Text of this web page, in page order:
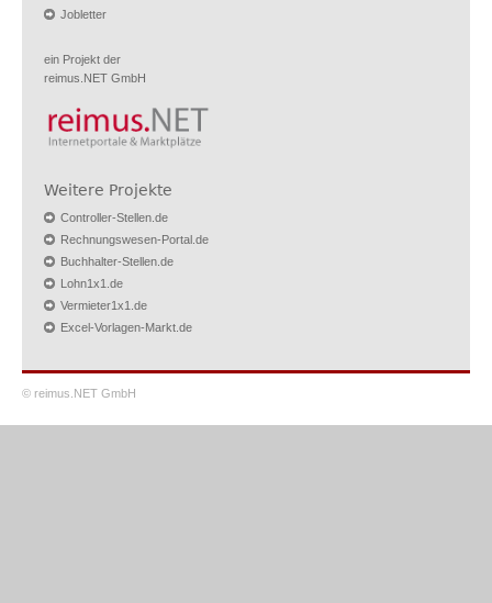
Jobletter
ein Projekt der
reimus.NET GmbH
Weitere Projekte
Controller-Stellen.de
Rechnungswesen-Portal.de
Buchhalter-Stellen.de
Lohn1x1.de
Vermieter1x1.de
Excel-Vorlagen-Markt.de
© reimus.NET GmbH